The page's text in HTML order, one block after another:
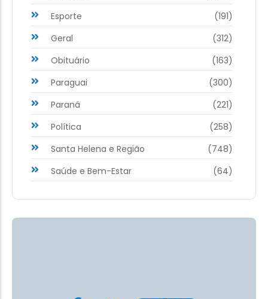
Esporte
(191)
Geral
(312)
Obituário
(163)
Paraguai
(300)
Paraná
(221)
Política
(258)
Santa Helena e Região
(748)
Saúde e Bem-Estar
(64)